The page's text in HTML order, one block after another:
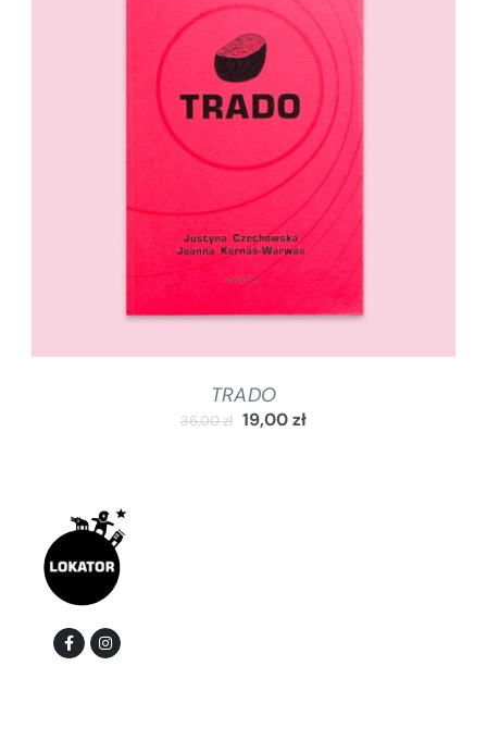
DODAJ DO KOSZYKA / SZCZEGÓŁY
TRADO
36,00zł 19,00zł